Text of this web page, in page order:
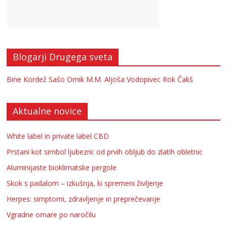
Blogarji Drugega sveta
Bine Kordež Sašo Ornik M.M. Aljoša Vodopivec Rok Čakš
Aktualne novice
White label in private label CBD
Prstani kot simbol ljubezni: od prvih obljub do zlatih obletnic
Aluminijaste bioklimatske pergole
Skok s padalom – izkušnja, ki spremeni življenje
Herpes: simptomi, zdravljenje in preprečevanje
Vgradne omare po naročilu